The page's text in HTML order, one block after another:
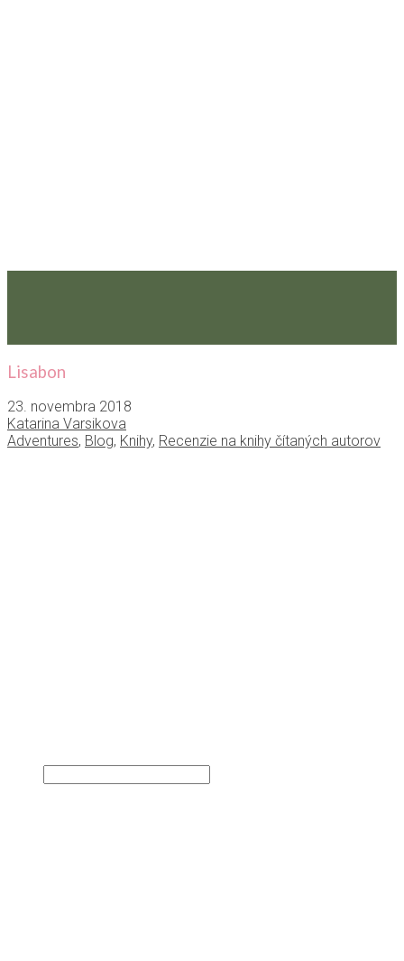
Lisabon
23. novembra 2018
Katarina Varsikova
Adventures, Blog, Knihy, Recenzie na knihy čítaných autorov